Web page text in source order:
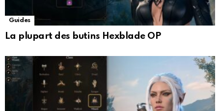
Guides
La plupart des butins Hexblade OP